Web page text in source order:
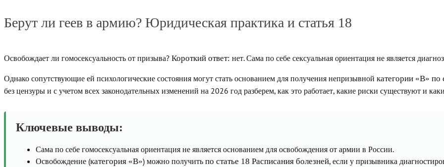
Берут ли геев в армию? Юридическая практика и статья 18
Освобождает ли гомосексуальность от призыва? Короткий ответ: нет. Сама по себе сексуальная ориентация не является
Однако сопутствующие ей психологические состояния могут стать основанием для получения непризывной категории «В» по
без цензуры и с учетом всех законодательных изменений на 2026 год разберем, как это работает, какие риски существуют и
Ключевые выводы:
Сама по себе гомосексуальная ориентация не является основанием для освобождения от армии в России.
Освобождение (категория «В») можно получить по статье 18 Расписания болезней, если у призывника